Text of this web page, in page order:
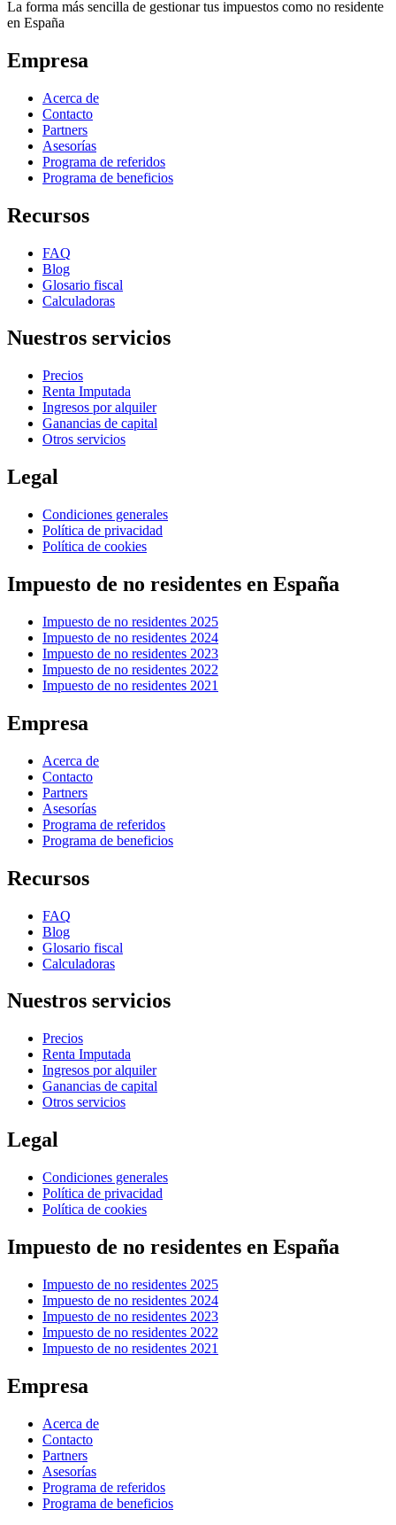
La forma más sencilla de gestionar tus impuestos como no residente
en España
Empresa
Acerca de
Contacto
Partners
Asesorías
Programa de referidos
Programa de beneficios
Recursos
FAQ
Blog
Glosario fiscal
Calculadoras
Nuestros servicios
Precios
Renta Imputada
Ingresos por alquiler
Ganancias de capital
Otros servicios
Legal
Condiciones generales
Política de privacidad
Política de cookies
Impuesto de no residentes en España
Impuesto de no residentes 2025
Impuesto de no residentes 2024
Impuesto de no residentes 2023
Impuesto de no residentes 2022
Impuesto de no residentes 2021
Empresa
Acerca de
Contacto
Partners
Asesorías
Programa de referidos
Programa de beneficios
Recursos
FAQ
Blog
Glosario fiscal
Calculadoras
Nuestros servicios
Precios
Renta Imputada
Ingresos por alquiler
Ganancias de capital
Otros servicios
Legal
Condiciones generales
Política de privacidad
Política de cookies
Impuesto de no residentes en España
Impuesto de no residentes 2025
Impuesto de no residentes 2024
Impuesto de no residentes 2023
Impuesto de no residentes 2022
Impuesto de no residentes 2021
Empresa
Acerca de
Contacto
Partners
Asesorías
Programa de referidos
Programa de beneficios